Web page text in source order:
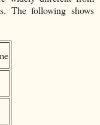
The following shows